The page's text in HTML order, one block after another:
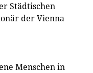
Städtischen
der Vienna
Menschen in